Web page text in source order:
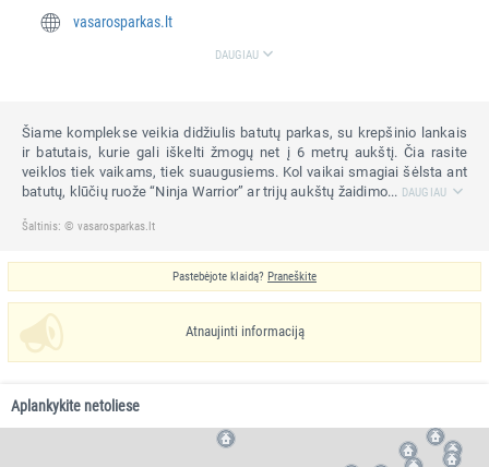
Šiame komplekse veikia didžiulis batutų parkas, su krepšinio lankais
ir batutais, kurie gali iškelti žmogų net į 6 metrų aukštį. Čia rasite
veiklos tiek vaikams, tiek suaugusiems. Kol vaikai smagiai šėlsta ant
batutų, klūčių ruože “Ninja Warrior” ar trijų aukštų žaidimo... DAUGIAU
Šaltinis: © vasarosparkas.lt
Pastebėjote klaidą? Praneškite
Atnaujinti informaciją
Aplankykite netoliese
vasarosparkas.lt
DAUGIAU